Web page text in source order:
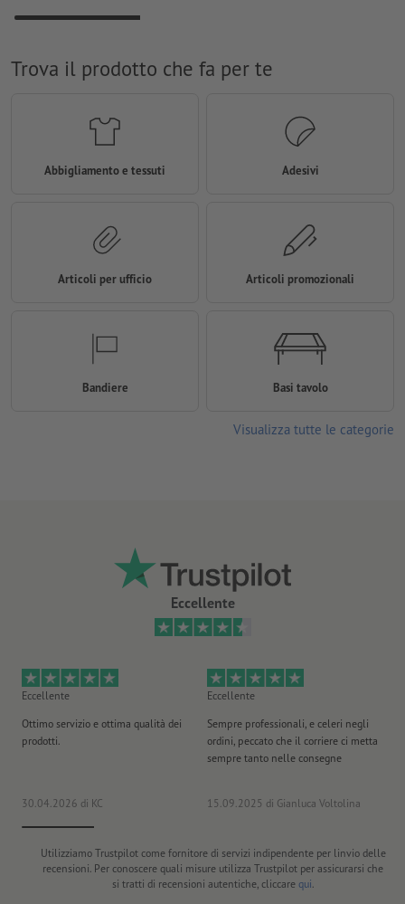
Eccellente
Eccellente
Ottimo servizio e ottima qualità dei
prodotti.
30.04.2026 di KC
Eccellente
Sempre professionali, e celeri negli
ordini, peccato che il corriere ci metta
sempre tanto nelle consegne
15.09.2025 di Gianluca Voltolina
Utilizziamo Trustpilot come fornitore di servizi indipendente per linvio delle
recensioni. Per conoscere quali misure utilizza Trustpilot per assicurarsi che
si tratti di recensioni autentiche, cliccare qui.
Trova il prodotto che fa per te
Abbigliamento e tessuti Adesivi
Articoli per ufficio Articoli promozionali
Bandiere Basi tavolo
Visualizza tutte le categorie